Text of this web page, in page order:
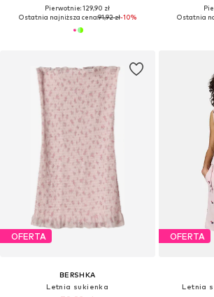
Pierwotnie: 129,90 zł
Ostatnia najniższa cena:91,92 zł-10%
Ostatnia
OFERTA
BERSHKA
Letnia sukienka
OFERTA
Letnia